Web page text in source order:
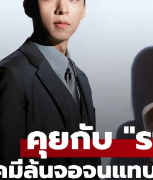
หลดสนุกแอปฟรี
บริษัท อิมเมจ ฟิวเจอร์ (ประเทศไทย) จำกัด